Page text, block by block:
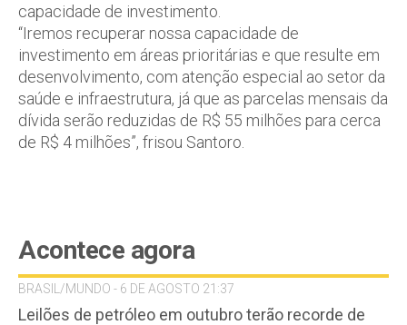
capacidade de investimento.
“Iremos recuperar nossa capacidade de
investimento em áreas prioritárias e que resulte em
desenvolvimento, com atenção especial ao setor da
saúde e infraestrutura, já que as parcelas mensais da
dívida serão reduzidas de R$ 55 milhões para cerca
de R$ 4 milhões”, frisou Santoro.
Acontece agora
BRASIL/MUNDO - 6 DE AGOSTO 21:37
Leilões de petróleo em outubro terão recorde de